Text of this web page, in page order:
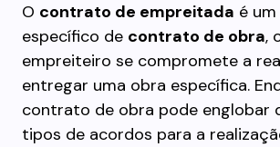
O contrato de empreitada é
específico de contrato de obra,
empreiteiro se compromete a
entregar uma obra específica.
contrato de obra pode englobar
tipos de acordos para a